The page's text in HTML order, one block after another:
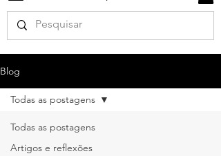
Blog
Todas as postagens
Artigos e reflexões
Todas as postagens